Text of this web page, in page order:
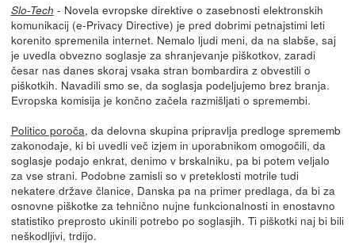
Slo-Tech - Novela evropske direktive o zasebnosti elektronskih
komunikacij (e-Privacy Directive) je pred dobrimi petnajstimi leti
korenito spremenila internet. Nemalo ljudi meni, da na slabše, saj
je uvedla obvezno soglasje za shranjevanje piškotkov, zaradi
česar nas danes skoraj vsaka stran bombardira z obvestili o
piškotkih. Navadili smo se, da soglasja podeljujemo brez branja.
Evropska komisija je končno začela razmišljati o spremembi.
Politico poroča, da delovna skupina pripravlja predloge sprememb
zakonodaje, ki bi uvedli več izjem in uporabnikom omogočili, da
soglasje podajo enkrat, denimo v brskalniku, pa bi potem veljalo
za vse strani. Podobne zamisli so v preteklosti motrile tudi
nekatere države članice, Danska pa na primer predlaga, da bi za
osnovne piškotke za tehnično nujne funkcionalnosti in enostavno
statistiko preprosto ukinili potrebo po soglasjih. Ti piškotki naj bi bili
neškodljivi, trdijo.